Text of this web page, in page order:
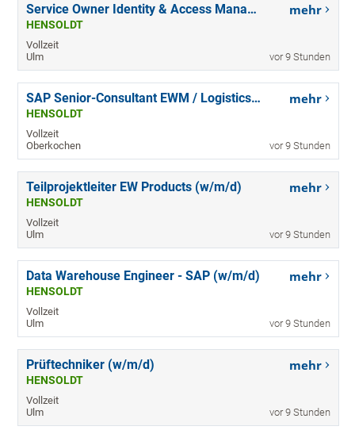
Service Owner Identity & Access Management (w/m/d)
HENSOLDT
Vollzeit
Ulm
mehr
vor 9 Stunden
SAP Senior-Consultant EWM / Logistics (w/m/d)
HENSOLDT
Vollzeit
Oberkochen
mehr
vor 9 Stunden
Teilprojektleiter EW Products (w/m/d)
HENSOLDT
Vollzeit
Ulm
mehr
vor 9 Stunden
Data Warehouse Engineer - SAP (w/m/d)
HENSOLDT
Vollzeit
Ulm
mehr
vor 9 Stunden
Prüftechniker (w/m/d)
HENSOLDT
Vollzeit
Ulm
mehr
vor 9 Stunden